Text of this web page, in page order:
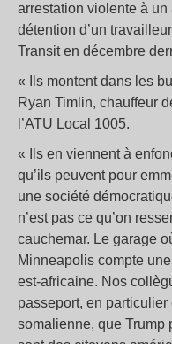
arrestation violente à
détention d’un
Transit en décembre
« Ils montent dans les
Ryan Timlin, chauffeur
l’ATU Local 1005.
« Ils en viennent à
qu’ils peuvent pour
une société
n’est pas ce qu’on
cauchemar. Le garage
Minneapolis compte
est-africaine. Nos
passeport, en
somalienne, que Trump